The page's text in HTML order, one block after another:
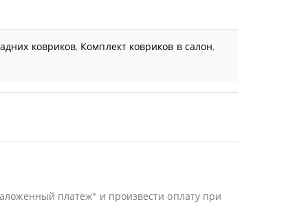
ковриков, Комплект ковриков в салон,
платеж" и произвести оплату при